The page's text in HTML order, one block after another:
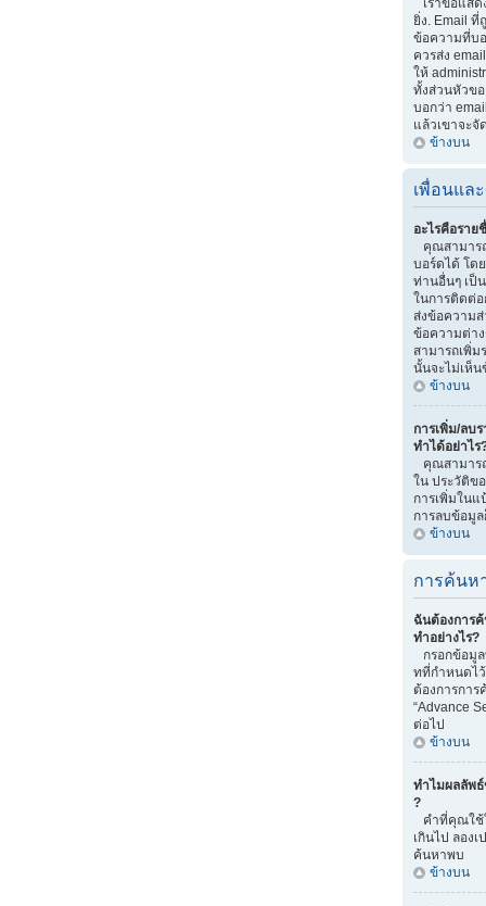
ยิ่ง. Email ที่
ข้อความที่บ
ควรส่ง
ให้
ทั้งส่วนหัวข
บอกว่า
แล้วเขาจะจั
ข้างบน
เพื่อนแล
อะไรคือรา
คุณสามาร
บอร์ดได้ โด
ท่านอื่นๆ เป็
ในการติดต่อ
ส่งข้อความ
ข้อความต่า
สามารถเพิ่
นั้นจะไม่เห็
ข้างบน
การเพิ่ม/ลบ
ทำได้อย่าไร
คุณสามาร
ใน ประวัติข
การเพิ่มใน
การลบข้อมูล
ข้างบน
การค้นห
ฉันต้องการ
ทำอย่างไร?
กรอกข้อมู
ทที่กำหนดไ
ต้องการการ
“Advance
ต่อไป
ข้างบน
ทำไมผลลัพธ์
?
คำที่คุณใช้
เกินไป ลอง
ค้นหาพบ
ข้างบน